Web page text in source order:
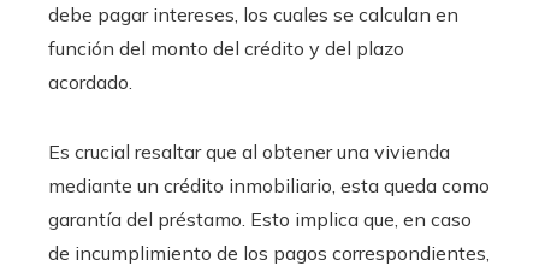
debe pagar intereses, los cuales se calculan en
función del monto del crédito y del plazo
acordado.
Es crucial resaltar que al obtener una vivienda
mediante un crédito inmobiliario, esta queda como
garantía del préstamo. Esto implica que, en caso
de incumplimiento de los pagos correspondientes,